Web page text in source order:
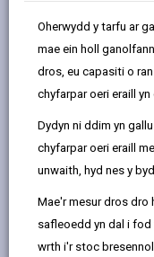
Oherwydd y tarfu ar
mae ein holl
dros, eu capasiti o
chyfarpar oeri eraill
Dydyn ni ddim yn
chyfarpar oeri eraill
unwaith, hyd nes y
Mae'r mesur dros dro
safleoedd yn dal i
wrth i'r stoc
Ailgylchu /
A-Y o
Gall y rhan fwyaf